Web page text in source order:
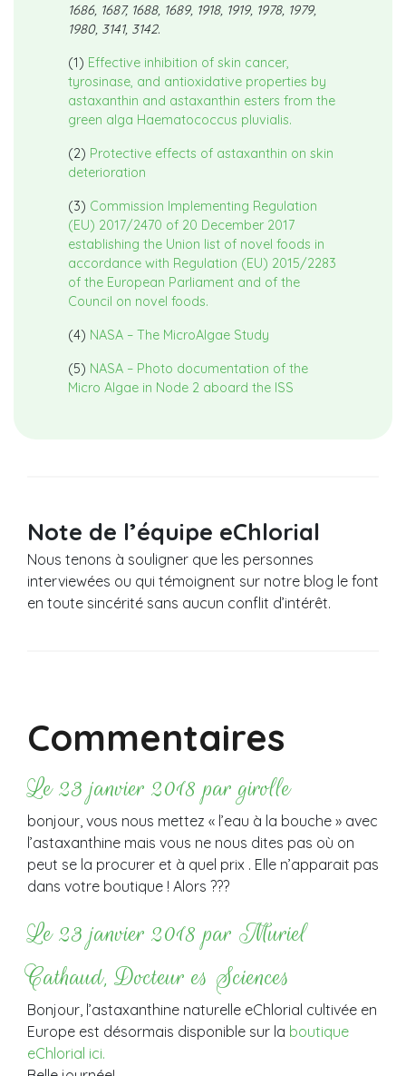
1686, 1687, 1688, 1689, 1918, 1919, 1978, 1979,
1980, 3141, 3142.
(1) Effective inhibition of skin cancer,
tyrosinase, and antioxidative properties by
astaxanthin and astaxanthin esters from the
green alga Haematococcus pluvialis.
(2) Protective effects of astaxanthin on skin
deterioration
(3) Commission Implementing Regulation
(EU) 2017/2470 of 20 December 2017
establishing the Union list of novel foods in
accordance with Regulation (EU) 2015/2283
of the European Parliament and of the
Council on novel foods.
(4) NASA – The MicroAlgae Study
(5) NASA – Photo documentation of the
Micro Algae in Node 2 aboard the ISS
Note de l’équipe eChlorial
Nous tenons à souligner que les personnes
interviewées ou qui témoignent sur notre blog le font
en toute sincérité sans aucun conflit d’intérêt.
Commentaires
Le 23 janvier 2018 par girolle
bonjour, vous nous mettez « l’eau à la bouche » avec
l’astaxanthine mais vous ne nous dites pas où on
peut se la procurer et à quel prix . Elle n’apparait pas
dans votre boutique ! Alors ???
Le 23 janvier 2018 par Muriel
Cathaud, Docteur es Sciences
Bonjour, l’astaxanthine naturelle eChlorial cultivée en
Europe est désormais disponible sur la boutique
eChlorial ici.